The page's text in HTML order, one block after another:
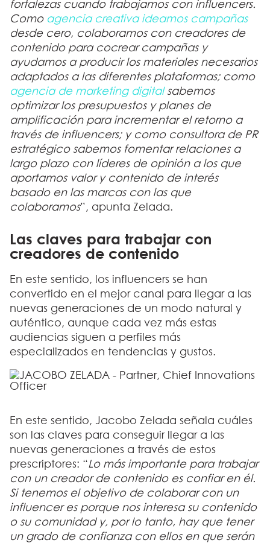
fortalezas cuando trabajamos con influencers.
Como agencia creativa ideamos campañas
desde cero, colaboramos con creadores de
contenido para cocrear campañas y
ayudamos a producir los materiales necesarios
adaptados a las diferentes plataformas; como
agencia de marketing digitalsabemos
optimizar los presupuestos y planes de
amplificación para incrementar el retorno a
través de influencers; y como consultora de PR
estratégico sabemos fomentar relaciones a
largo plazo con líderes de opinión a los que
aportamos valor y contenido de interés
basado en las marcas con las que
colaboramos”, apunta Zelada.
Las claves para trabajar con
creadores de contenido
En este sentido, los influencers se han
convertido en el mejor canal para llegar a las
nuevas generaciones de un modo natural y
auténtico, aunque cada vez más estas
audiencias siguen a perfiles más
especializados en tendencias y gustos.
En este sentido, Jacobo Zelada señala cuáles
son las claves para conseguir llegar a las
nuevas generaciones a través de estos
prescriptores: “Lo más importante para trabajar
con un creador de contenido es confiar en él.
Si tenemos el objetivo de colaborar con un
influencer es porque nos interesa su contenido
o su comunidad y, por lo tanto, hay que tener
un grado de confianza con ellos en que serán